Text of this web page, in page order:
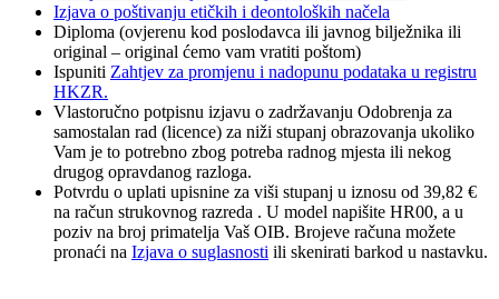
Izjava o poštivanju etičkih i deontoloških načela
Diploma (ovjerenu kod poslodavca ili javnog bilježnika ili
original – original ćemo vam vratiti poštom)
Ispuniti Zahtjev za promjenu i nadopunu podataka u registru
HKZR.
Vlastoručno potpisnu izjavu o zadržavanju Odobrenja za
samostalan rad (licence) za niži stupanj obrazovanja ukoliko
Vam je to potrebno zbog potreba radnog mjesta ili nekog
drugog opravdanog razloga.
Potvrdu o uplati upisnine za viši stupanj u iznosu od 39,82 €
na račun strukovnog razreda . U model napišite HR00, a u
poziv na broj primatelja Vaš OIB. Brojeve računa možete
pronaći na Izjava o suglasnosti ili skenirati barkod u nastavku.